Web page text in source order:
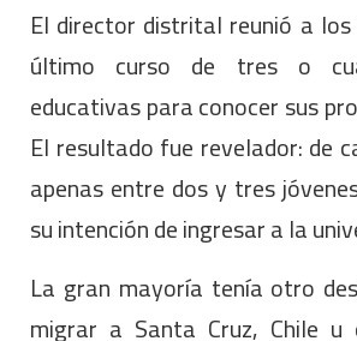
El director distrital reunió a
último curso de tres o
educativas para conocer sus
El resultado fue revelador: de
apenas entre dos y tres
su intención de ingresar a la
La gran mayoría tenía otro
migrar a Santa Cruz, Chile u